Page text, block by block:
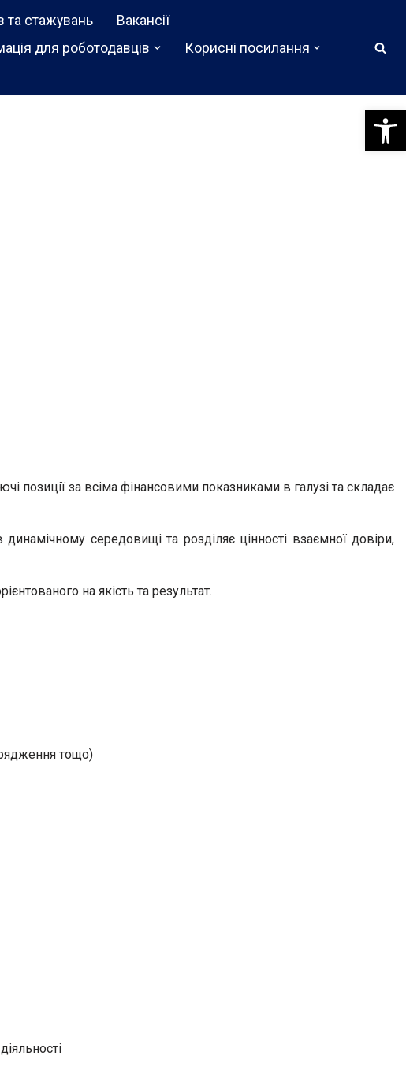
та стажувань
Вакансії
для роботодавців
Корисні посилання
позиції за всіма фінансовими показниками в галузі та складає
середовищі та розділяє цінності взаємної довіри,
на якість та результат.
тощо)